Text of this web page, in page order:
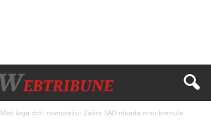
Moć koja drži ravnotežu: Zašto SAD nikada nisu krenule